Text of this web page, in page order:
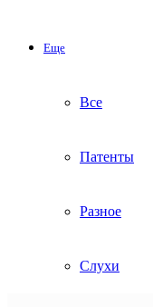
Еще
Все
Патенты
Разное
Слухи